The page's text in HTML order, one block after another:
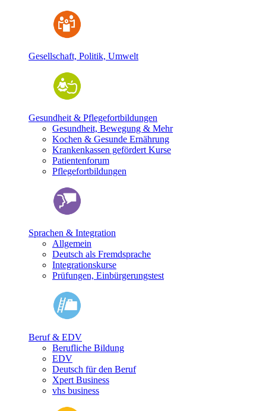
Gesellschaft, Politik, Umwelt
Gesundheit & Pflegefortbildungen
Gesundheit, Bewegung & Mehr
Kochen & Gesunde Ernährung
Krankenkassen gefördert Kurse
Patientenforum
Pflegefortbildungen
Sprachen & Integration
Allgemein
Deutsch als Fremdsprache
Integrationskurse
Prüfungen, Einbürgerungstest
Beruf & EDV
Berufliche Bildung
EDV
Deutsch für den Beruf
Xpert Business
vhs business